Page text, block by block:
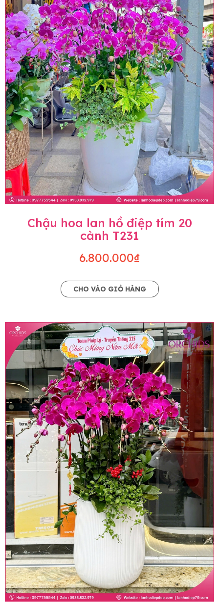
Chậu hoa lan hồ điệp tím 20
cành T231
6.800.000₫
CHO VÀO GIỎ HÀNG